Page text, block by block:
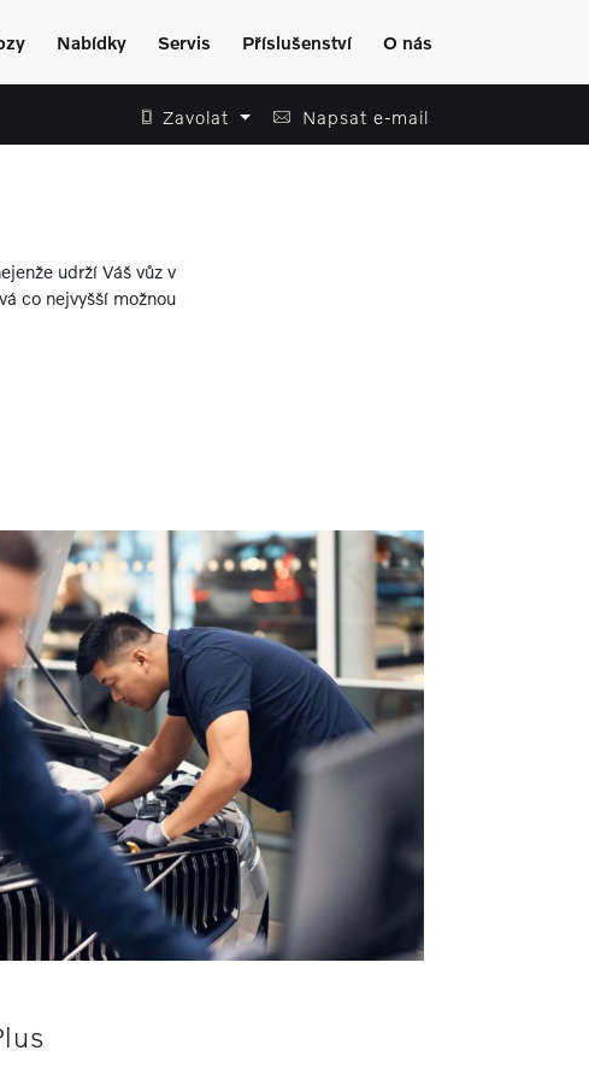
Nabídky Servis Příslušenství O nás
Zavolat Napsat e-mail
udrží Váš vůz v
co nejvyšší možnou